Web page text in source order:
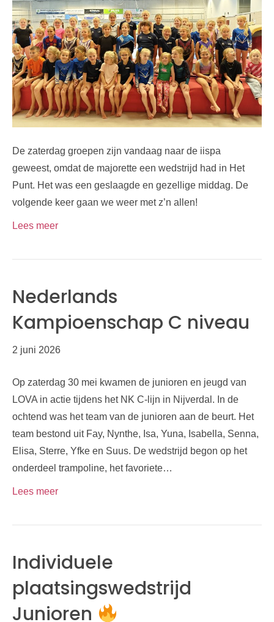
De zaterdag groepen zijn vandaag naar de iispa
geweest, omdat de majorette een wedstrijd had in Het
Punt. Het was een geslaagde en gezellige middag. De
volgende keer gaan we weer met z’n allen!
Lees meer
Nederlands
Kampioenschap C niveau
2 juni 2026
Op zaterdag 30 mei kwamen de junioren en jeugd van
LOVA in actie tijdens het NK C-lijn in Nijverdal. In de
ochtend was het team van de junioren aan de beurt. Het
team bestond uit Fay, Nynthe, Isa, Yuna, Isabella, Senna,
Elisa, Sterre, Yfke en Suus. De wedstrijd begon op het
onderdeel trampoline, het favoriete…
Lees meer
Individuele
plaatsingswedstrijd
Junioren